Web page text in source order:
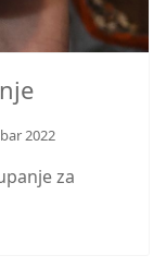
2022
za